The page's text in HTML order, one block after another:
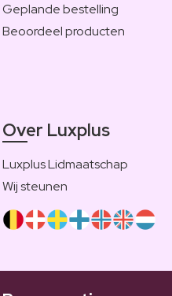
Geplande bestelling
Beoordeel producten
Over Luxplus
Luxplus Lidmaatschap
Wij steunen